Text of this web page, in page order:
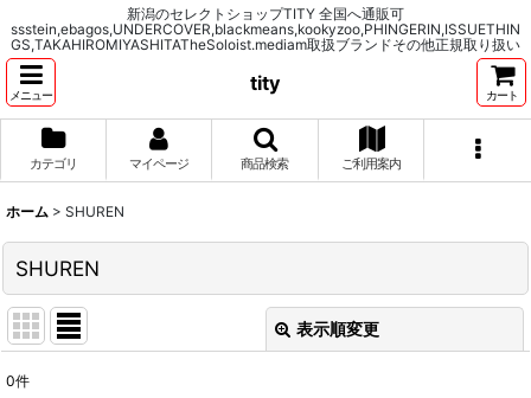
新潟のセレクトショップTITY 全国へ通販可
ssstein,ebagos,UNDERCOVER,blackmeans,kookyzoo,PHINGERIN,ISSUETHIN
GS,TAKAHIROMIYASHITATheSoloist.mediam取扱ブランドその他正規取り扱い
メニュー
tity
カート
カテゴリ マイページ 商品検索 ご利用案内
ホーム > SHUREN
SHUREN
表示順変更
0件